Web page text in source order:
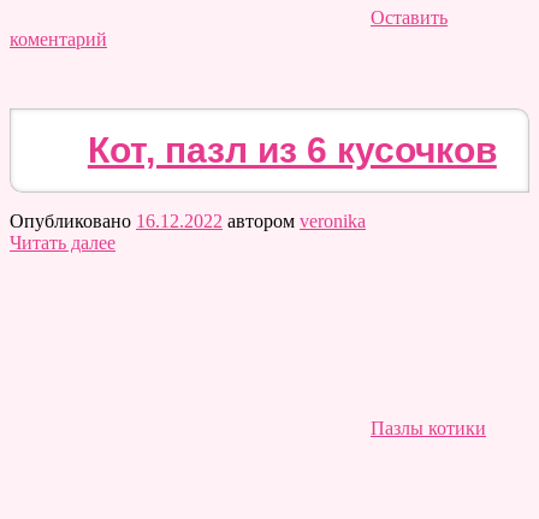
Оставить
коментарий
Кот, пазл из 6 кусочков
Опубликовано 16.12.2022 автором veronika
Читать далее
Пазлы котики